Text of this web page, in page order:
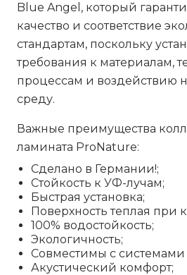
Blue Angel, который
качество и соответствие
стандартам, поскольку
требования к материалам,
процессам и воздействию
среду.
Важные преимущества
ламината ProNature:
Сделано в Германии!;
Стойкость к УФ-лучам;
Быстрая установка;
Поверхность теплая при
100% водостойкость;
Экологичность;
Совместимы с системами
Акустический комфорт;